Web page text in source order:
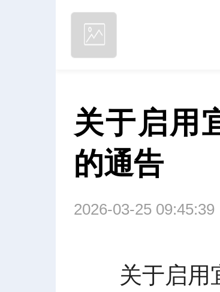
关于启用
的通告
2026-03-25 09:45:39
关于启用